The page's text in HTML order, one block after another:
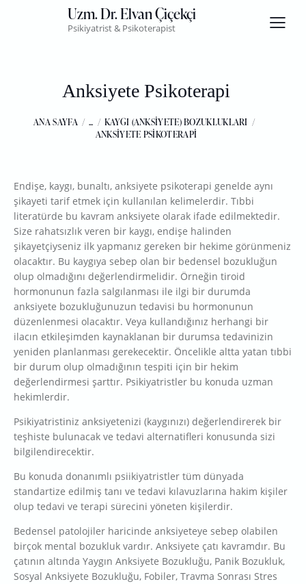
Uzm. Dr. Elvan Çiçekçi
Psikiyatrist & Psikoterapist
Anksiyete Psikoterapi
ANA SAYFA ...
KAYGI (ANKSIYETE) BOZUKLUKLARI
ANKSIYETE PSIKOTERAPI
Endişe, kaygı, bunaltı, anksiyete psikoterapi genelde aynı
şikayeti tarif etmek için kullanılan kelimelerdir. Tıbbi
literatürde bu kavram anksiyete olarak ifade edilmektedir.
Size rahatsızlık veren bir kaygı, endişe halinden
şikayetçiyseniz ilk yapmanız gereken bir hekime görünmeniz
olacaktır. Bu kaygıya sebep olan bir bedensel bozukluğun
olup olmadığını değerlendirmelidir. Örneğin tiroid
hormonunun fazla salgılanması ile ilgi bir durumda
anksiyete bozukluğunuzun tedavisi bu hormonunun
düzenlenmesi olacaktır. Veya kullandığınız herhangi bir
ilacın etkileşimden kaynaklanan bir durumsa tedavinizin
yeniden planlanması gerekecektir. Öncelikle altta yatan tıbbi
bir durum olup olmadığının tespiti için bir hekim
değerlendirmesi şarttır. Psikiyatristler bu konuda uzman
hekimlerdir.
Psikiyatristiniz anksiyetenizi (kaygınızı) değerlendirerek bir
teşhiste bulunacak ve tedavi alternatifleri konusunda sizi
bilgilendirecektir.
Bu konuda donanımlı psiikiyatristler tüm dünyada
standartize edilmiş tanı ve tedavi kılavuzlarına hakim kişiler
olup tedavi ve terapi sürecini yöneten kişilerdir.
Bedensel patolojiler haricinde anksiyeteye sebep olabilen
birçok mental bozukluk vardır. Anksiyete çatı kavramdır. Bu
çatının altında Yaygın Anksiyete Bozukluğu, Panik Bozukluk,
Sosyal Anksiyete Bozukluğu, Fobiler, Travma Sonrası Stres